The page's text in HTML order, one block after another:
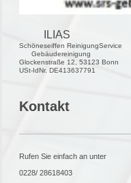
ILIAS
Schöneseiffen ReinigungService
Gebäudereinigung
Glockenstraße 12, 53123 Bonn
USt-IdNr. DE413637791
Kontakt
Rufen Sie einfach an unter
0228/ 28618403